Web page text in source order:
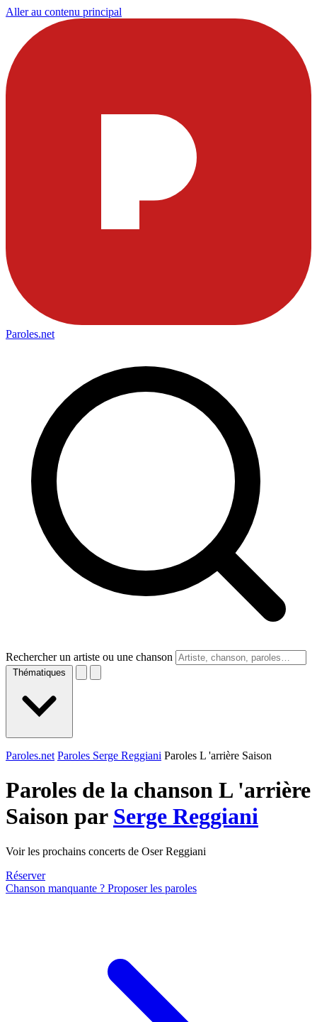
Aller au contenu principal
Paroles.net
Rechercher un artiste ou une chanson
Thématiques
Paroles.net Paroles Serge Reggiani Paroles L 'arrière Saison
Paroles de la chanson L 'arrière
Saison par Serge Reggiani
Voir les prochains concerts de Oser Reggiani
Réserver
Chanson manquante ? Proposer les paroles